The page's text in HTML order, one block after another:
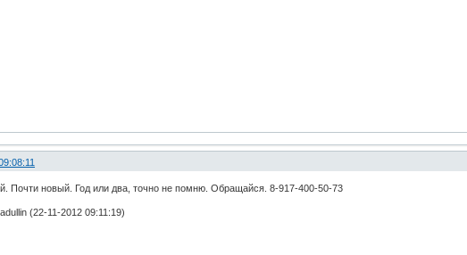
Почти новый. Год или два, точно не помню. Обращайся. 8-917-400-50-73
(22-11-2012 09:11:19)